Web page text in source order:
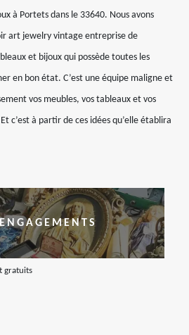
à Portets dans le 33640. Nous avons
art jewelry vintage entreprise de
et bijoux qui possède toutes les
en bon état. C’est une équipe maligne et
vos meubles, vos tableaux et vos
c’est à partir de ces idées qu’elle établira
gratuits